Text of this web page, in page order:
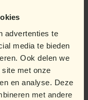
advertenties te
media te bieden
Ook delen we
met onze
en analyse. Deze
met andere